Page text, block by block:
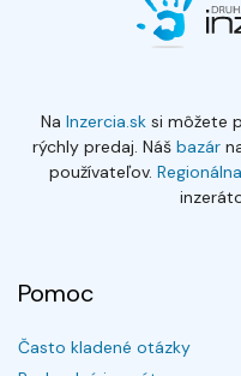
Na Inzercia.sksi môžete
rýchly predaj. Náš bazár
používateľov.
Pomoc
Často kladené otázky